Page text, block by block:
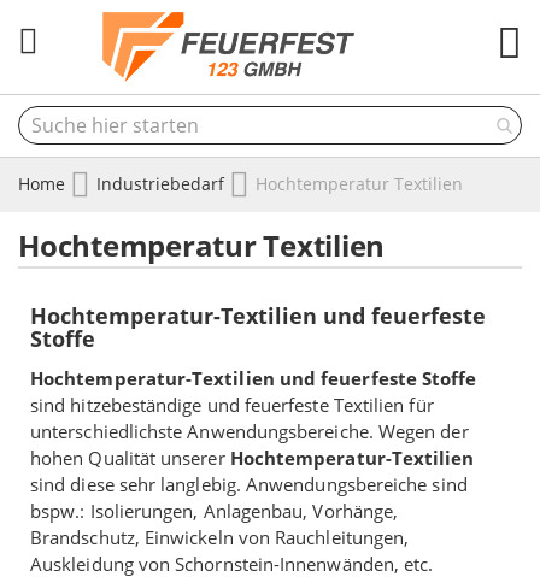
Home Industriebedarf Hochtemperatur Textilien
Hochtemperatur Textilien
Hochtemperatur-Textilien und feuerfeste
Stoffe
Hochtemperatur-Textilien und feuerfeste Stoffe
sind hitzebeständige und feuerfeste Textilien für
unterschiedlichste Anwendungsbereiche. Wegen der
hohen Qualität unserer Hochtemperatur-Textilien
sind diese sehr langlebig. Anwendungsbereiche sind
bspw.: Isolierungen, Anlagenbau, Vorhänge,
Brandschutz, Einwickeln von Rauchleitungen,
Auskleidung von Schornstein-Innenwänden, etc.